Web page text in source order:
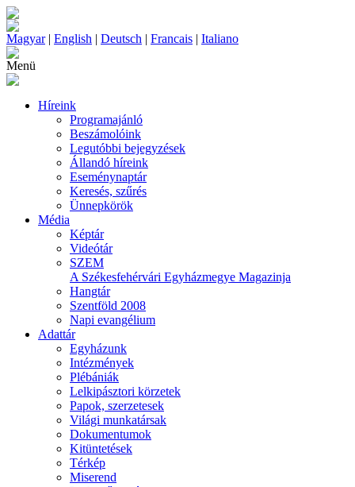
Magyar| English | Deutsch | Francais | Italiano
Menü
Híreink
Programajánló
Beszámolóink
Legutóbbi bejegyzések
Állandó híreink
Eseménynaptár
Keresés, szűrés
Ünnepkörök
Média
Képtár
Videótár
SZEM
A Székesfehérvári Egyházmegye Magazinja
Hangtár
Szentföld 2008
Napi evangélium
Adattár
Egyházunk
Intézmények
Plébániák
Lelkipásztori körzetek
Papok, szerzetesek
Világi munkatársak
Dokumentumok
Kitüntetések
Térkép
Miserend